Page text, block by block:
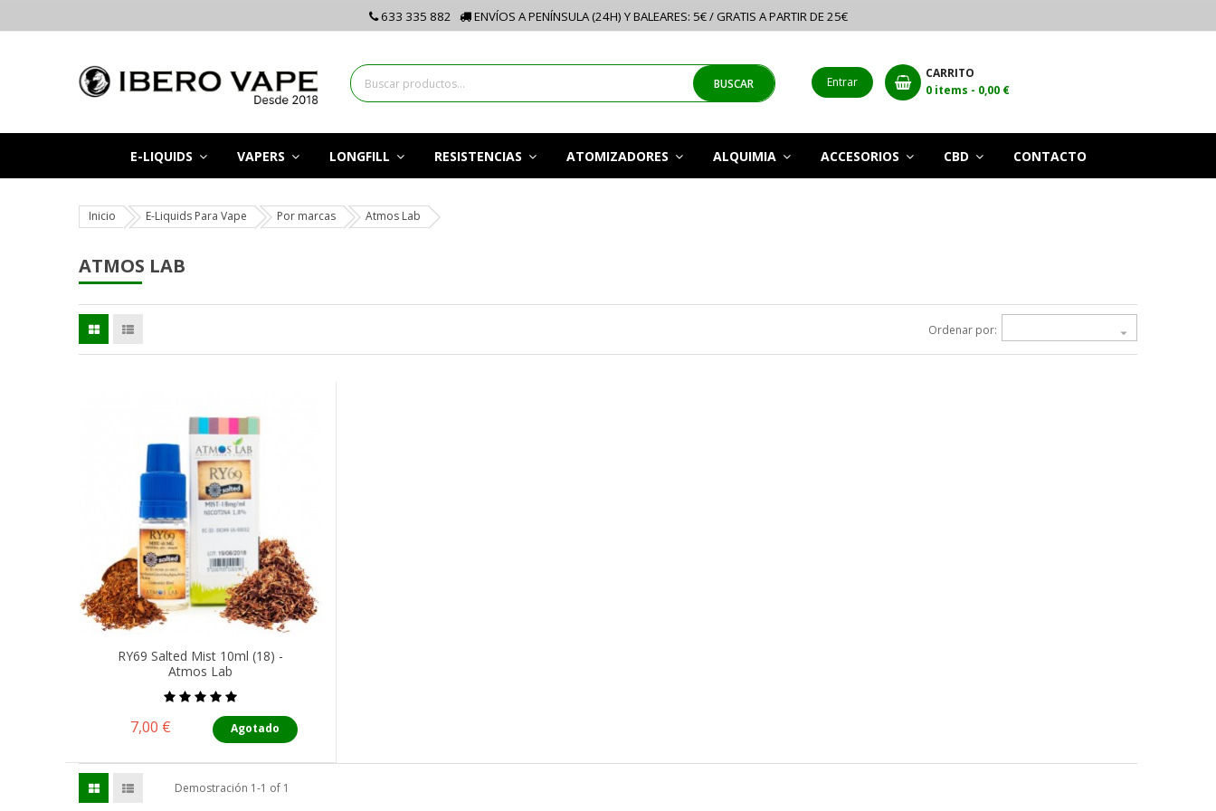
633 335 882 ENVÍOS A PENÍNSULA (24H) Y BALEARES: 5€ / GRATIS A PARTIR DE 25€
BUSCAR Entrar
CARRITO
0 items - 0,00 €
E-LIQUIDS VAPERS LONGFILL RESISTENCIAS ATOMIZADORES ALQUIMIA ACCESORIOS CBD CONTACTO
Inicio E-Liquids Para Vape Por marcas Atmos Lab
ATMOS LAB
Ordenar por: 
RY69 Salted Mist 10ml (18) -
Atmos Lab
Precio
7,00 € Agotado
Demostración 1-1 of 1